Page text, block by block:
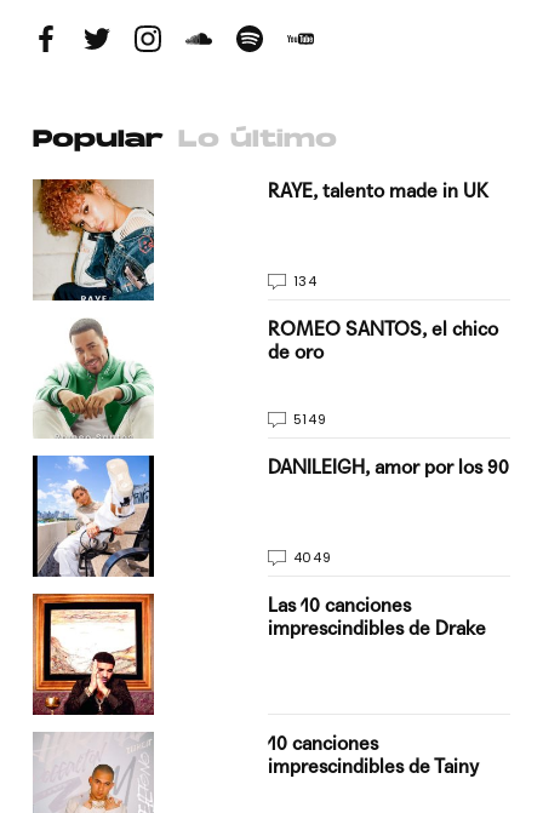
Popular Lo último
RAYE, talento made in UK
134
ROMEO SANTOS, el chico
de oro
5149
DANILEIGH, amor por los 90
4049
Las 10 canciones
imprescindibles de Drake
10 canciones
imprescindibles de Tainy